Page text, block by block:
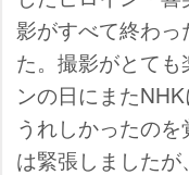
影がすべて終わ
た。撮影がとて
ンの日にまた
うれしかったの
は緊張しました